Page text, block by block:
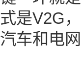
式是V2G
汽车和电